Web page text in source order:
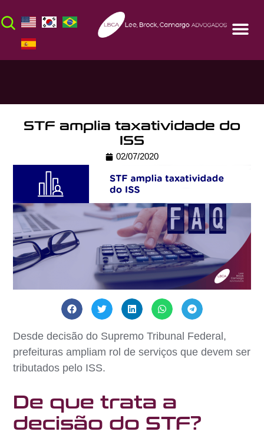
STF amplia taxatividade do
ISS
02/07/2020
Desde decisão do Supremo Tribunal Federal,
prefeituras ampliam rol de serviços que devem ser
tributados pelo ISS.
De que trata a
decisão do STF?